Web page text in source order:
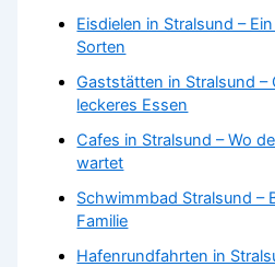
Eisdielen in Stralsund –
Sorten
Gaststätten in Stralsund –
leckeres Essen
Cafes in Stralsund – Wo
wartet
Schwimmbad Stralsund –
Familie
Hafenrundfahrten in